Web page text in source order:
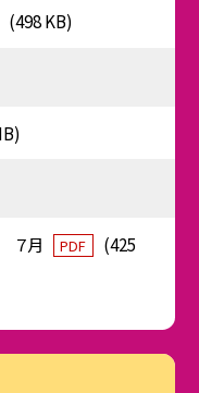
(498 KB)
７月 PDF
(425